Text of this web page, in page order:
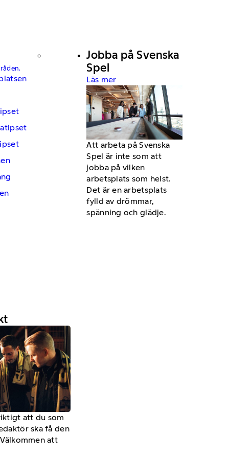
Jobba på Svenska
Spel
Läs mer
Att arbeta på Svenska
Spel är inte som att
jobba på vilken
arbetsplats som helst.
Det är en arbetsplats
fylld av drömmar,
spänning och glädje.
att du som
ska få den
att